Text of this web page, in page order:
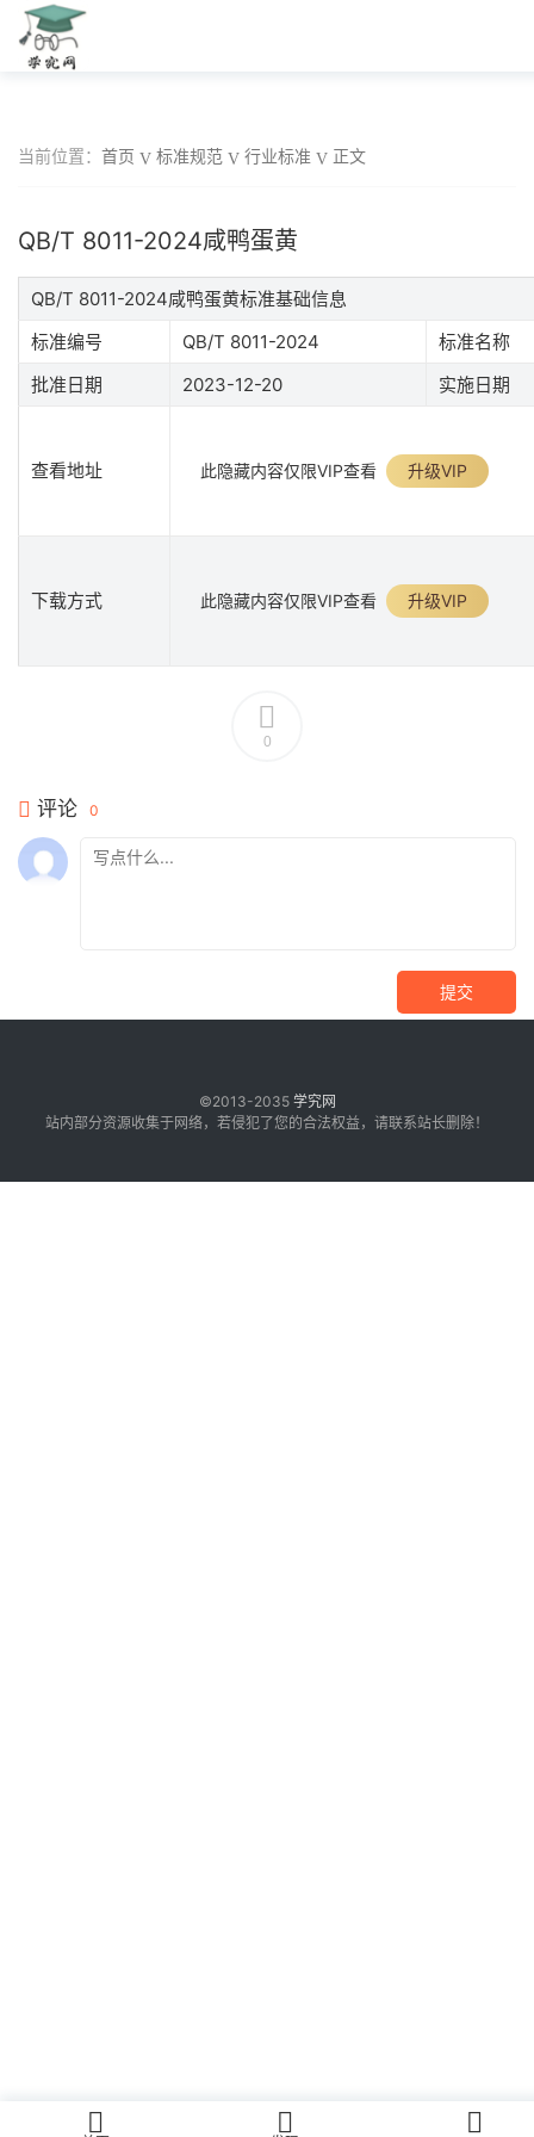
当前位置： 首页 标准规范 行业标准 正文
QB/T 8011-2024咸鸭蛋黄
QB/T 8011-2024咸鸭蛋黄标准基础信息
标准编号
QB/T 8011-2024
标准名称
批准日期
2023-12-20 实施日期
查看地址 此隐藏内容仅限VIP查看 升级VIP
下载方式 此隐藏内容仅限VIP查看 升级VIP
0
评论 0
提交
©2013-2035 学究网
站内部分资源收集于网络，若侵犯了您的合法权益，请联系站长删除！